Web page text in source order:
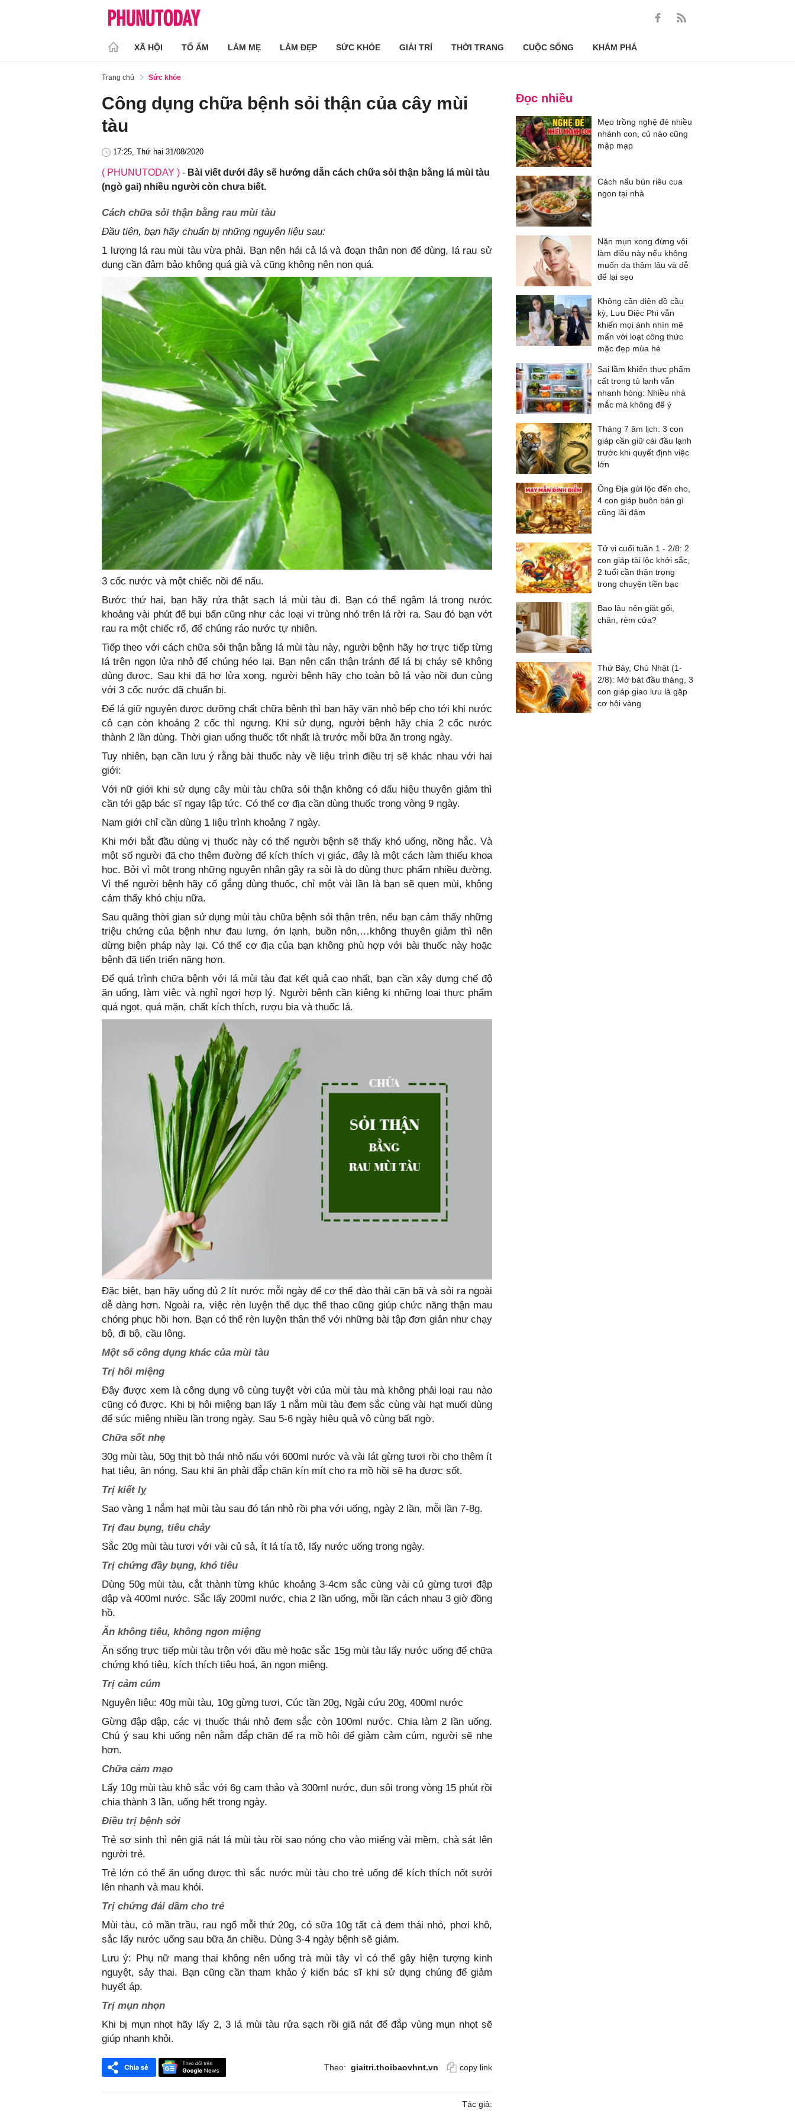
XÃ HỘI TỔ ẤM LÀM MẸ LÀM ĐẸP SỨC KHỎE GIẢI TRÍ THỜI TRANG CUỘC SỐNG KHÁM PHÁ
Trang chủ Sức khỏe
Công dụng chữa bệnh sỏi thận của cây mùi
tàu
17:25, Thứ hai 31/08/2020
( PHUNUTODAY ) - Bài viết dưới đây sẽ hướng dẫn cách chữa sỏi thận bằng lá mùi tàu
(ngò gai) nhiều người còn chưa biết.
Cách chữa sỏi thận bằng rau mùi tàu
Đầu tiên, bạn hãy chuẩn bị những nguyên liệu sau:
1 lượng lá rau mùi tàu vừa phải. Bạn nên hái cả lá và đoạn thân non để dùng, lá rau sử
dụng cần đảm bảo không quá già và cũng không nên non quá.
3 cốc nước và một chiếc nồi để nấu.
Bước thứ hai, bạn hãy rửa thật sạch lá mùi tàu đi. Bạn có thể ngâm lá trong nước
khoảng vài phút để bụi bẩn cũng như các loại vi trùng nhỏ trên lá rời ra. Sau đó bạn vớt
rau ra một chiếc rổ, để chúng ráo nước tự nhiên.
Tiếp theo với cách chữa sỏi thận bằng lá mùi tàu này, người bệnh hãy hơ trực tiếp từng
lá trên ngọn lửa nhỏ để chúng héo lại. Bạn nên cẩn thận tránh để lá bị cháy sẽ không
dùng được. Sau khi đã hơ lửa xong, người bệnh hãy cho toàn bộ lá vào nồi đun cùng
với 3 cốc nước đã chuẩn bị.
Để lá giữ nguyên được dưỡng chất chữa bệnh thì bạn hãy vặn nhỏ bếp cho tới khi nước
cô cạn còn khoảng 2 cốc thì ngưng. Khi sử dụng, người bệnh hãy chia 2 cốc nước
thành 2 lần dùng. Thời gian uống thuốc tốt nhất là trước mỗi bữa ăn trong ngày.
Tuy nhiên, bạn cần lưu ý rằng bài thuốc này về liệu trình điều trị sẽ khác nhau với hai
giới:
Với nữ giới khi sử dụng cây mùi tàu chữa sỏi thận không có dấu hiệu thuyên giảm thì
cần tới gặp bác sĩ ngay lập tức. Có thể cơ địa cần dùng thuốc trong vòng 9 ngày.
Nam giới chỉ cần dùng 1 liệu trình khoảng 7 ngày.
Khi mới bắt đầu dùng vị thuốc này có thể người bệnh sẽ thấy khó uống, nồng hắc. Và
một số người đã cho thêm đường để kích thích vị giác, đây là một cách làm thiếu khoa
học. Bởi vì một trong những nguyên nhân gây ra sỏi là do dùng thực phẩm nhiều đường.
Vì thế người bệnh hãy cố gắng dùng thuốc, chỉ một vài lần là bạn sẽ quen mùi, không
cảm thấy khó chịu nữa.
Sau quãng thời gian sử dụng mùi tàu chữa bệnh sỏi thận trên, nếu bạn cảm thấy những
triệu chứng của bệnh như đau lưng, ớn lạnh, buồn nôn,…không thuyên giảm thì nên
dừng biện pháp này lại. Có thể cơ địa của bạn không phù hợp với bài thuốc này hoặc
bệnh đã tiến triển nặng hơn.
Để quá trình chữa bệnh với lá mùi tàu đạt kết quả cao nhất, bạn cần xây dựng chế độ
ăn uống, làm việc và nghỉ ngơi hợp lý. Người bệnh cần kiêng kị những loại thực phẩm
quá ngọt, quá mặn, chất kích thích, rượu bia và thuốc lá.
Đặc biệt, bạn hãy uống đủ 2 lít nước mỗi ngày để cơ thể đào thải cặn bã và sỏi ra ngoài
dễ dàng hơn. Ngoài ra, việc rèn luyện thể dục thể thao cũng giúp chức năng thận mau
chóng phục hồi hơn. Bạn có thể rèn luyện thân thể với những bài tập đơn giản như chạy
bộ, đi bộ, cầu lông.
Một số công dụng khác của mùi tàu
Trị hôi miệng
Đây được xem là công dụng vô cùng tuyệt vời của mùi tàu mà không phải loại rau nào
cũng có được. Khi bị hôi miệng bạn lấy 1 nắm mùi tàu đem sắc cùng vài hạt muối dùng
để súc miệng nhiều lần trong ngày. Sau 5-6 ngày hiệu quả vô cùng bất ngờ.
Chữa sốt nhẹ
30g mùi tàu, 50g thịt bò thái nhỏ nấu với 600ml nước và vài lát gừng tươi rồi cho thêm ít
hạt tiêu, ăn nóng. Sau khi ăn phải đắp chăn kín mít cho ra mồ hồi sẽ hạ được sốt.
Trị kiết lỵ
Sao vàng 1 nắm hạt mùi tàu sau đó tán nhỏ rồi pha với uống, ngày 2 lần, mỗi lần 7-8g.
Trị đau bụng, tiêu chảy
Sắc 20g mùi tàu tươi với vài củ sả, ít lá tía tô, lấy nước uống trong ngày.
Trị chứng đầy bụng, khó tiêu
Dùng 50g mùi tàu, cắt thành từng khúc khoảng 3-4cm sắc cùng vài củ gừng tươi đập
dập và 400ml nước. Sắc lấy 200ml nước, chia 2 lần uống, mỗi lần cách nhau 3 giờ đồng
hồ.
Ăn không tiêu, không ngon miệng
Ăn sống trực tiếp mùi tàu trộn với dầu mè hoặc sắc 15g mùi tàu lấy nước uống để chữa
chứng khó tiêu, kích thích tiêu hoá, ăn ngon miệng.
Trị cảm cúm
Nguyên liệu: 40g mùi tàu, 10g gừng tươi, Cúc tần 20g, Ngải cứu 20g, 400ml nước
Gừng đập dập, các vị thuốc thái nhỏ đem sắc còn 100ml nước. Chia làm 2 lần uống.
Chú ý sau khi uống nên nằm đắp chăn để ra mồ hôi để giảm cảm cúm, người sẽ nhẹ
hơn.
Chữa cảm mạo
Lấy 10g mùi tàu khô sắc với 6g cam thảo và 300ml nước, đun sôi trong vòng 15 phút rồi
chia thành 3 lần, uống hết trong ngày.
Điều trị bệnh sởi
Trẻ sơ sinh thì nên giã nát lá mùi tàu rồi sao nóng cho vào miếng vải mềm, chà sát lên
người trẻ.
Trẻ lớn có thể ăn uống được thì sắc nước mùi tàu cho trẻ uống để kích thích nốt sưởi
lên nhanh và mau khỏi.
Trị chứng đái dầm cho trẻ
Mùi tàu, cỏ mần trầu, rau ngổ mỗi thứ 20g, cỏ sữa 10g tất cả đem thái nhỏ, phơi khô,
sắc lấy nước uống sau bữa ăn chiều. Dùng 3-4 ngày bệnh sẽ giảm.
Lưu ý: Phụ nữ mang thai không nên uống trà mùi tây vì có thể gây hiện tượng kinh
nguyệt, sảy thai. Bạn cũng cần tham khảo ý kiến bác sĩ khi sử dụng chúng để giảm
huyết áp.
Trị mụn nhọn
Khi bị mụn nhọt hãy lấy 2, 3 lá mùi tàu rửa sạch rồi giã nát để đắp vùng mụn nhọt sẽ
giúp nhanh khỏi.
Theo: giaitri.thoibaovhnt.vn copy link
Tác giả:
Đọc nhiều
Mẹo trồng nghệ đẻ nhiều
nhánh con, củ nào cũng
mập mạp
Cách nấu bún riêu cua
ngon tại nhà
Nặn mụn xong đừng vội
làm điều này nếu không
muốn da thâm lâu và dễ
để lại sẹo
Không cần diện đồ cầu
kỳ, Lưu Diệc Phi vẫn
khiến mọi ánh nhìn mê
mẩn với loạt công thức
mặc đẹp mùa hè
Sai lầm khiến thực phẩm
cất trong tủ lạnh vẫn
nhanh hỏng: Nhiều nhà
mắc mà không để ý
Tháng 7 âm lịch: 3 con
giáp cần giữ cái đầu lạnh
trước khi quyết định việc
lớn
Ông Địa gửi lộc đến cho,
4 con giáp buôn bán gì
cũng lãi đậm
Tử vi cuối tuần 1 - 2/8: 2
con giáp tài lộc khởi sắc,
2 tuổi cần thận trọng
trong chuyện tiền bạc
Bao lâu nên giặt gối,
chăn, rèm cửa?
Thứ Bảy, Chủ Nhật (1-
2/8): Mở bát đầu tháng, 3
con giáp giao lưu là gặp
cơ hội vàng